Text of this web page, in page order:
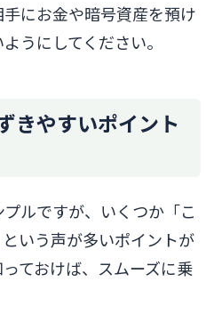
にお金や暗号資産を預け
うにしてください。
きやすいポイント
ルですが、いくつか「こ
いう声が多いポイントが
ておけば、スムーズに乗